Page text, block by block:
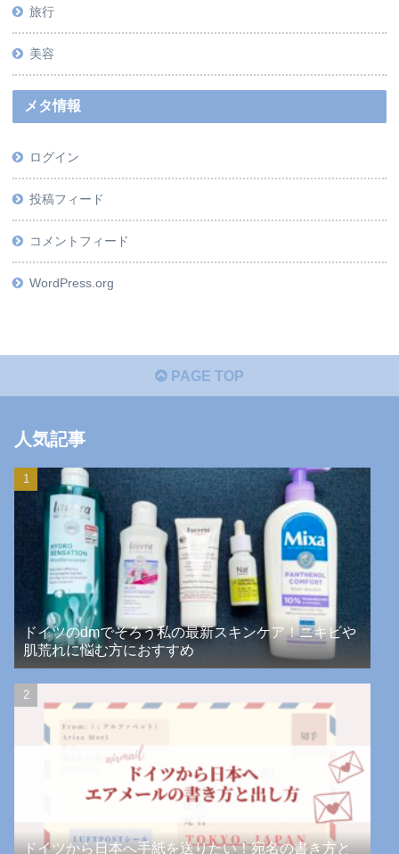
旅行
美容
メタ情報
ログイン
投稿フィード
コメントフィード
WordPress.org
PAGE TOP
人気記事
ドイツのdmでそろう私の最新スキンケア！ニキビや
肌荒れに悩む方におすすめ
ドイツから日本へ手紙を送りたい！宛名の書き方と